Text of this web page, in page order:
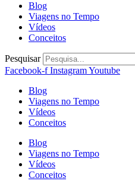
Blog
Viagens no Tempo
Vídeos
Conceitos
Pesquisar
Facebook-f InstagramYoutube
Blog
Viagens no Tempo
Vídeos
Conceitos
Blog
Viagens no Tempo
Vídeos
Conceitos